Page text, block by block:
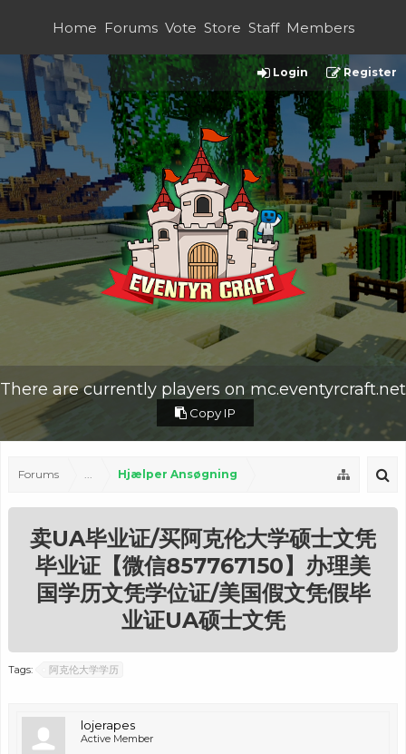
Home Forums Vote Store Staff Members
Login Register
There are currently players on mc.eventyrcraft.net
Copy IP
Forums ... Hjælper Ansøgning
卖UA毕业证/买阿克伦大学硕士文凭
毕业证【微信857767150】办理美
国学历文凭学位证/美国假文凭假毕
业证UA硕士文凭
Tags: 阿克伦大学学历
lojerapes
Active Member